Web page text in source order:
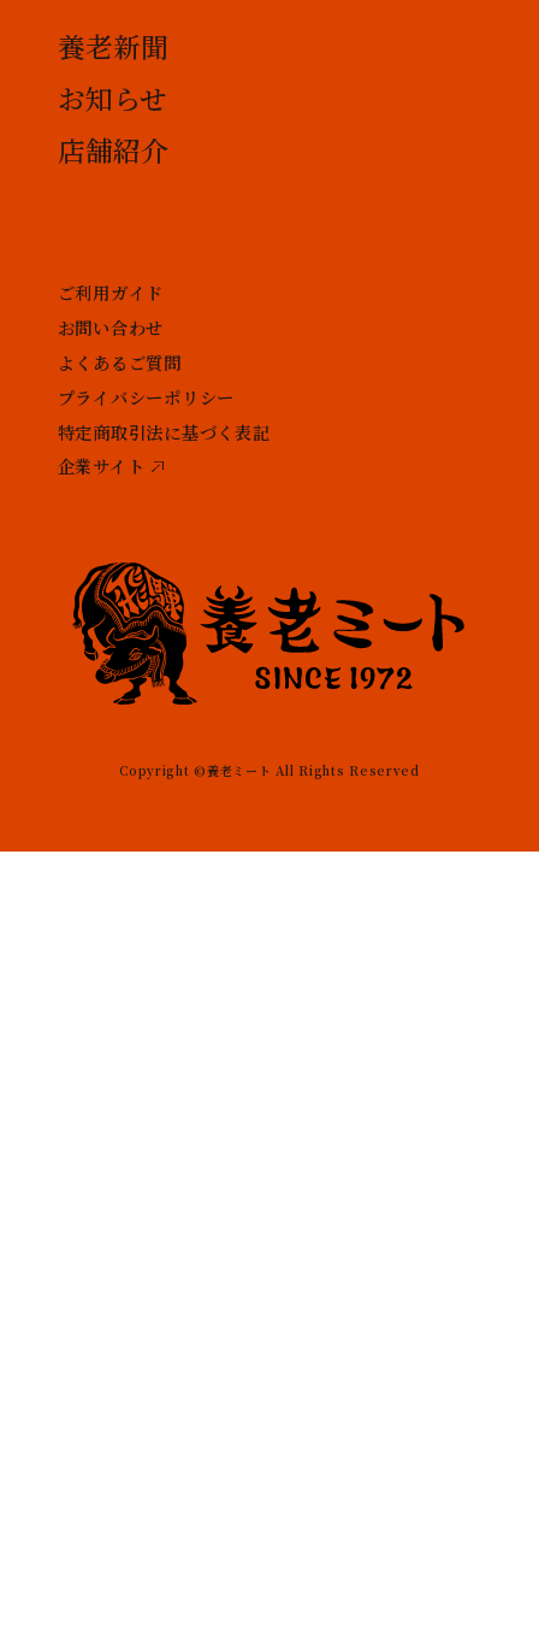
養老新聞
お知らせ
店舗紹介
ご利用ガイド
お問い合わせ
よくあるご質問
プライバシーポリシー
特定商取引法に基づく表記
企業サイト
Copyright ©養老ミート All Rights Reserved